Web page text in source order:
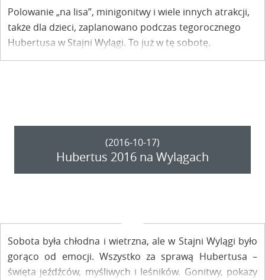
Polowanie „na lisa”, minigonitwy i wiele innych atrakcji,
także dla dzieci, zaplanowano podczas tegorocznego
Hubertusa w Stajni Wylągi. To już w tę sobotę.
(2016-10-17)
Hubertus 2016 na Wylągach
Sobota była chłodna i wietrzna, ale w Stajni Wylągi było
gorąco od emocji. Wszystko za sprawą Hubertusa –
święta jeźdźców, myśliwych i leśników. Gonitwy, pokazy